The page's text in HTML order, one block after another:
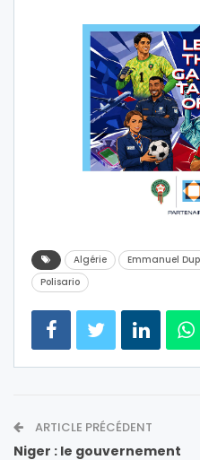
Algérie Emmanuel
Polisario
ARTICLE PRÉCÉDENT
Niger : le gouvernement